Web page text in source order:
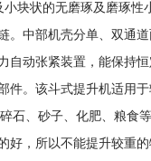
无磨琢及磨琢性小
中部机壳分单、双通
自动张紧装置，能保持
件。该斗式提升机适
、砂子、化肥、粮食
，所以不能提升较重